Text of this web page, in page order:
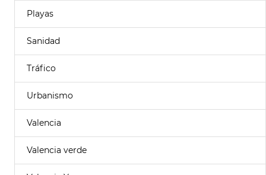
Playas
Sanidad
Tráfico
Urbanismo
Valencia
Valencia verde